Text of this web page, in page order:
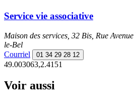
Service vie associative
Maison des services, 32 Bis, Rue
le-Bel
Courriel
01 34 29 28 12
49.003063,2.4151
Voir aussi